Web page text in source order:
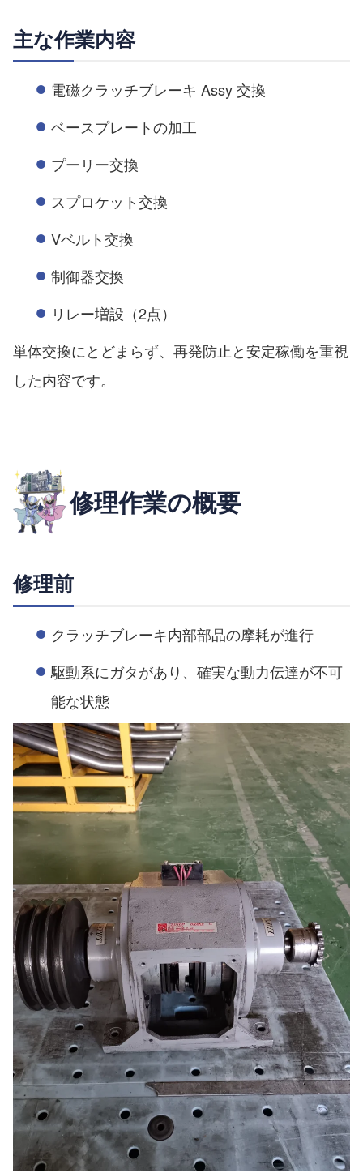
主な作業内容
電磁クラッチブレーキ Assy 交換
ベースプレートの加工
プーリー交換
スプロケット交換
Vベルト交換
制御器交換
リレー増設（2点）
単体交換にとどまらず、再発防止と安定稼働を重視
した内容です。
修理作業の概要
修理前
クラッチブレーキ内部部品の摩耗が進行
駆動系にガタがあり、確実な動力伝達が不可
能な状態